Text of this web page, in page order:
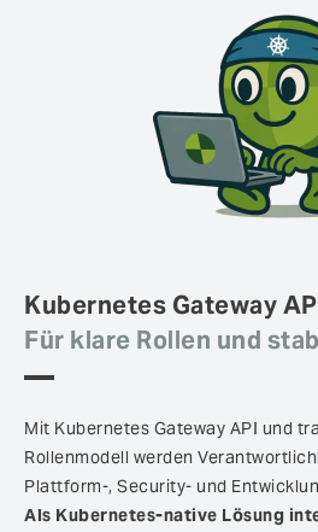
Kubernetes Gateway
Für klare Rollen und
Mit Kubernetes Gateway API und
Rollenmodell werden
Plattform-, Security- und
Als Kubernetes-native Lösung